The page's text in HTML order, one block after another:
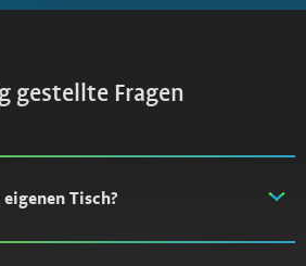
gestellte Fragen
Tisch?